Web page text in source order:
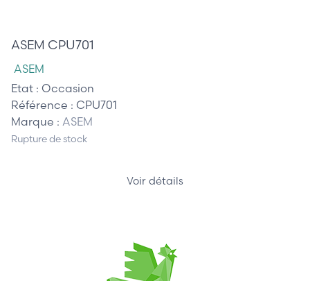
ASEM CPU701
ASEM
Etat : Occasion
Référence : CPU701
Marque : ASEM
Rupture de stock
Voir détails